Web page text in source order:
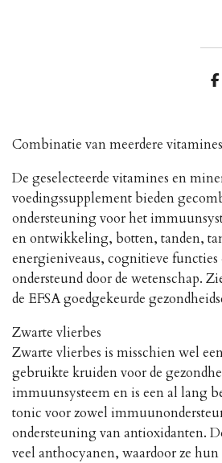
D
n
Combinatie van meerdere
De geselecteerde vitamines en
voedingssupplement bieden
ondersteuning voor het
en ontwikkeling, botten, tanden,
energieniveaus, cognitieve functies
ondersteund door de wetenschap.
de EFSA goedgekeurde
Zwarte vlierbes
Zwarte vlierbes is misschien wel
gebruikte kruiden voor de
immuunsysteem en is een al lang
tonic voor zowel
ondersteuning van antioxidanten.
veel anthocyanen, waardoor ze